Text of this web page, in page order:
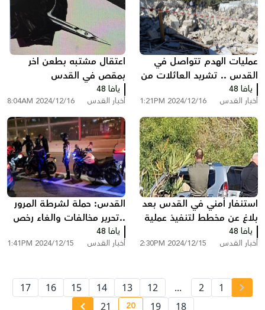
عمليات الهدم تتواصل في
القدس .. تشريد العائلات من
سلوان وعناتا
يافا 48
أخبار القدس 2024/12/16 1:21PM
اعتقال مشتبه بطعن اخر
بمقص في القدس
يافا 48
أخبار القدس 2024/12/16 8:04AM
استنفار أمني في القدس بعد
بلاغ عن مخطط لتنفيذ عملية
إطلاق نار واعتقال مشتبه
يافا 48
أخبار القدس 2024/12/15 2:30PM
القدس: حملة لشرطة المرور
..تحرير مخالفات والغاء رخص
سائقين ومركبات
يافا 48
أخبار القدس 2024/12/15 1:41PM
1
2
...
12
13
14
15
16
17
18
19
20
21